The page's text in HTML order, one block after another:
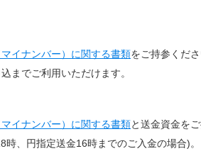
イナンバー）に関する書類をご持参くださ
までご利用いただけます。
イナンバー）に関する書類と送金資金を
、円指定送金16時までのご入金の場合)。